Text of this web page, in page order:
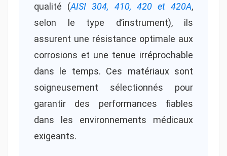
qualité (AISI 304, 410, 420 et 420A,
selon le type d’instrument), ils
assurent une résistance optimale aux
corrosions et une tenue irréprochable
dans le temps. Ces matériaux sont
soigneusement sélectionnés pour
garantir des performances fiables
dans les environnements médicaux
exigeants.